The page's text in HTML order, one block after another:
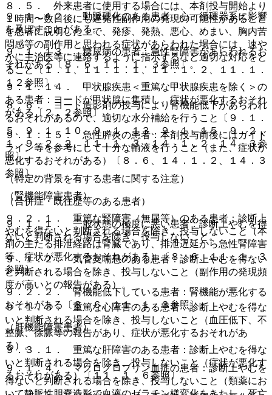
９．１．１２． 動脈硬化のある患者：心・循環器系に影響
を及ぼすことがある。
９．１．１３． 糖尿病の患者：急性腎障害があらわれるお
それがある〔８．６、１１．１．３参照〕。
９．１．１４． 甲状腺疾患＜重篤な甲状腺疾患を除く＞の
ある患者：ヨードが甲状腺に集積し、症状が悪化するおそれ
がある〔２．２参照〕。
９．１．１５． 急性膵炎の患者：本剤投与前後にはガイド
ライン等を参考にして十分な輸液を行うこと（また、症状が
悪化するおそれがある）〔８．６、１４．１．２、１４．３
参照〕。
（腎機能障害患者）
９．２．１． 重篤な腎障害（無尿等）のある患者：診断上
やむを得ないと判断される場合を除き、投与しないこと（本
剤の主たる排泄経路は腎臓であり、排泄遅延から急性腎障害
等、症状が悪化するおそれがある）〔８．６、１１．１．３
参照〕。
９．２．２． 腎機能低下している患者：腎機能が悪化する
おそれがある〔８．６、１１．１．３参照〕。
（肝機能障害患者）
９．３．１． 重篤な肝障害のある患者：診断上やむを得な
いと判断される場合を除き、投与しないこと（症状が悪化す
るおそれがある）〔１１．１．６参照〕。
８．５． 外来患者に使用する場合には、本剤投与開始より
１時間〜数日後にも遅発性副作用の発現の可能性があること
を患者に説明した上で、発疹、発熱、悪心、めまい、胸内苦
悶感等の副作用と思われる症状があらわれた場合には、速や
かに主治医等に連絡するように指示するなど適切な対応をと
ること〔１．１、１１．１．１、１１．１．２、１１．１．
１２参照〕。
８．６． ヨード造影剤の投与により腎機能低下があらわれ
るおそれがあるので、適切な水分補給を行うこと〔９．１．
５、９．１．１０、９．１．１３、９．１．１５、９．２．
１、９．２．２、１１．１．３、１４．１．２、１４．３参
照〕。
（特定の背景を有する患者に関する注意）
（合併症・既往歴等のある患者）
９．１．１． 一般状態の極度に悪い患者：診断上やむを得
ないと判断される場合を除き、投与しないこと。
９．１．２． 気管支喘息のある患者：診断上やむを得ない
と判断される場合を除き、投与しないこと（副作用の発現頻
度が高いとの報告がある）。
９．１．３． 重篤な心障害のある患者：診断上やむを得な
いと判断される場合を除き、投与しないこと（血圧低下、不
整脈、徐脈等の報告があり、症状が悪化するおそれがあ
る）。
９．１．４． マクログロブリン血症の患者：診断上やむを
得ないと判断される場合を除き、投与しないこと（類薬にお